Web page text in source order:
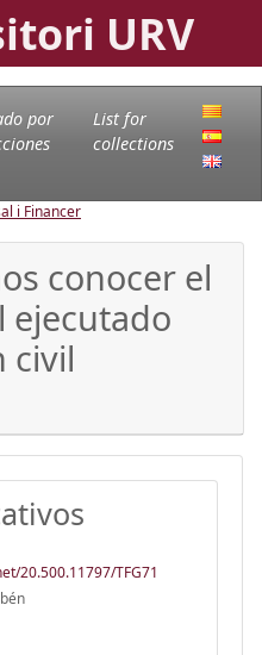
URV
por
List for
collections
i Financer
conocer el
ejecutado
civil
20.500.11797/TFG71